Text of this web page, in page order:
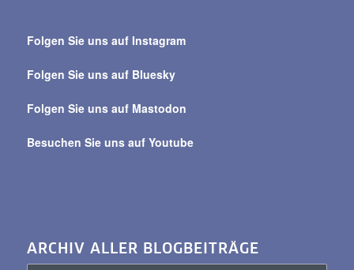
alle
Folgen Sie uns auf Instagram
Folgen Sie uns auf Bluesky
Folgen Sie uns auf Mastodon
Besuchen Sie uns auf Youtube
ARCHIV ALLER BLOGBEITRÄGE